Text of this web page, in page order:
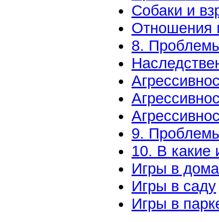
Собаки и
Отношения
8.
9.
10. В какие
Игры в
Игры в саду
Игры в